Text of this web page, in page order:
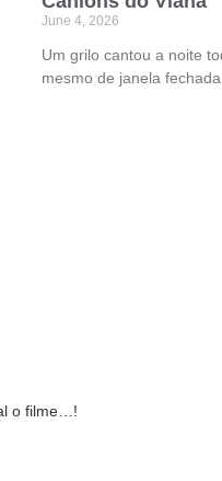
June 4, 2026
Um grilo cantou a noite
mesmo de janela
o filme…!